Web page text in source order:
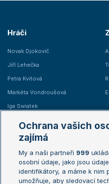
Hráči
Novak Djokovič
Jiří Lehečka
Petra Kvitová
Markéta Vondroušová
Iga Swiatek
Žebříčky
Žebříček ATP (muži)
Žebříček WTA (ženy)
Sázkařský žebříček
Ochrana vašich
zajímá
My a naši partneři 999
osobní údaje, jako jsou
identifikátory, a máme k nim
umožňuje, aby sledovací